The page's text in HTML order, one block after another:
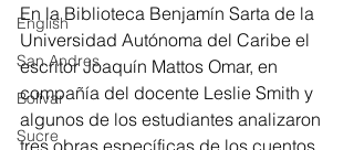
English
San Andres
Bolívar
Sucre
En la Biblioteca Benjamín Sarta de la
Universidad Autónoma del Caribe el
escritor Joaquín Mattos Omar, en
compañía del docente Leslie Smith y
algunos de los estudiantes analizaron
tres obras específicas de los cuentos